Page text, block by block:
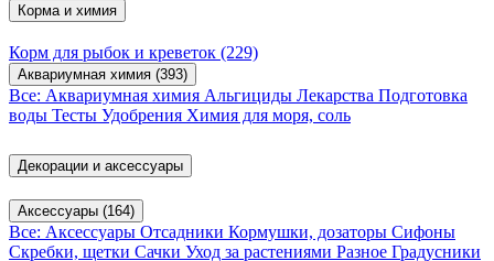
Корма и химия
Корм для рыбок и креветок (229)
Аквариумная химия (393)
Все: Аквариумная химия Альгициды Лекарства Подготовка
воды Тесты Удобрения Химия для моря, соль
Декорации и аксессуары
Аксессуары (164)
Все: Аксессуары Отсадники Кормушки, дозаторы Сифоны
Скребки, щетки Сачки Уход за растениями Разное Градусники